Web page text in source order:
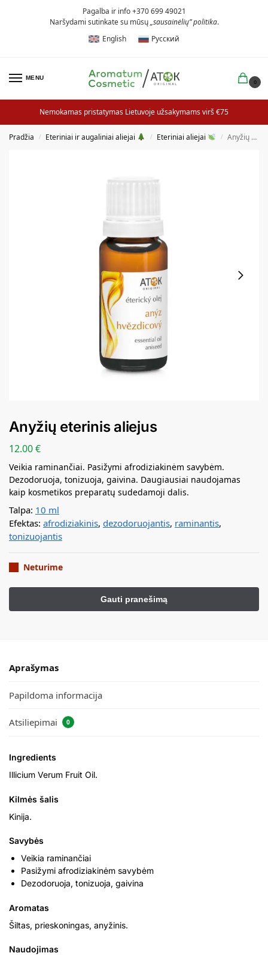
Pagalba ir info +370 699 49021
Naršydami sutinkate su mūsų„sausainėlių” politika.
English
Русский
MENU
0
Nemokamas pristatymas Lietuvoje užsakymams virš €75
Pradžia / Eteriniai ir augaliniai aliejai / Eteriniai aliejai / Anyžių eterinis aliejus
Anyžių eterinis aliejus
12.00€
Veikia raminančiai. Pasižymi afrodiziakinėm savybėm.
Dezodoruoja, tonizuoja, gaivina. Daugiausiai naudojamas
kaip kosmetikos preparatų sudedamoji dalis.
Talpa: 10 ml
Efektas: afrodiziakinis, dezodoruojantis, raminantis,
tonizuojantis
Neturime
Aprašymas
Papildoma informacija
Atsiliepimai 0
Ingredients
Illicium Verum Fruit Oil.
Kilmės šalis
Kinija.
Savybės
Veikia raminančiai
Pasižymi afrodiziakinėm savybėm
Dezodoruoja, tonizuoja, gaivina
Aromatas
Šiltas, prieskoningas, anyžinis.
Naudojimas